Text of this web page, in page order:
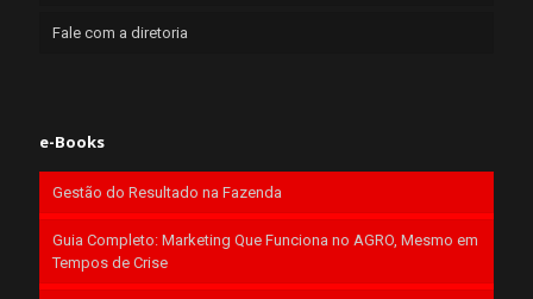
Fale com a diretoria
e-Books
Gestão do Resultado na Fazenda
Guia Completo: Marketing Que Funciona no AGRO, Mesmo em
Tempos de Crise